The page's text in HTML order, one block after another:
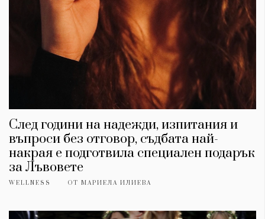
След години на надежди, изпитания и
въпроси без отговор, съдбата най-
накрая е подготвила специален подарък
за Лъвовете
WELLNESS ОТ МАРИЕЛА ИЛИЕВА